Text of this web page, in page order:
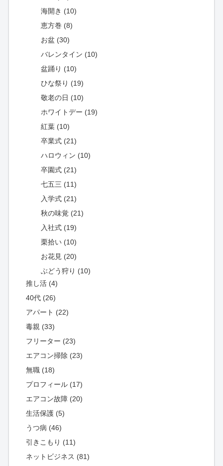
海開き (10)
恵方巻 (8)
お盆 (30)
バレンタイン (10)
盆踊り (10)
ひな祭り (19)
敬老の日 (10)
ホワイトデー (19)
紅葉 (10)
卒業式 (21)
ハロウィン (10)
卒園式 (21)
七五三 (11)
入学式 (21)
秋の味覚 (21)
入社式 (19)
栗拾い (10)
お花見 (20)
ぶどう狩り (10)
推し活 (4)
40代 (26)
アパート (22)
毒親 (33)
フリーター (23)
エアコン掃除 (23)
無職 (18)
プロフィール (17)
エアコン故障 (20)
生活保護 (5)
うつ病 (46)
引きこもり (11)
ネットビジネス (81)